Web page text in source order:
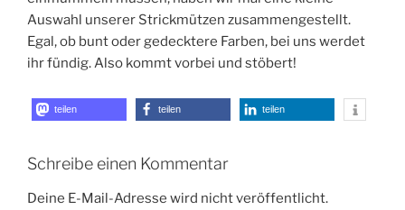
Auswahl unserer Strickmützen zusammengestellt.
Egal, ob bunt oder gedecktere Farben, bei uns werdet
ihr fündig. Also kommt vorbei und stöbert!
teilen teilen teilen
Schreibe einen Kommentar
Deine E-Mail-Adresse wird nicht veröffentlicht.